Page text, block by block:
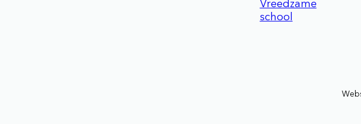
Vreedzame
school